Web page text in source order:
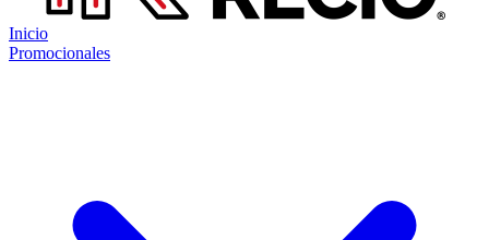
Inicio
Promocionales